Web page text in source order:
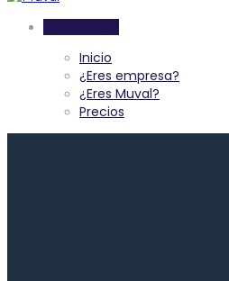
Inicio
¿Eres empresa?
¿Eres Muval?
Precios